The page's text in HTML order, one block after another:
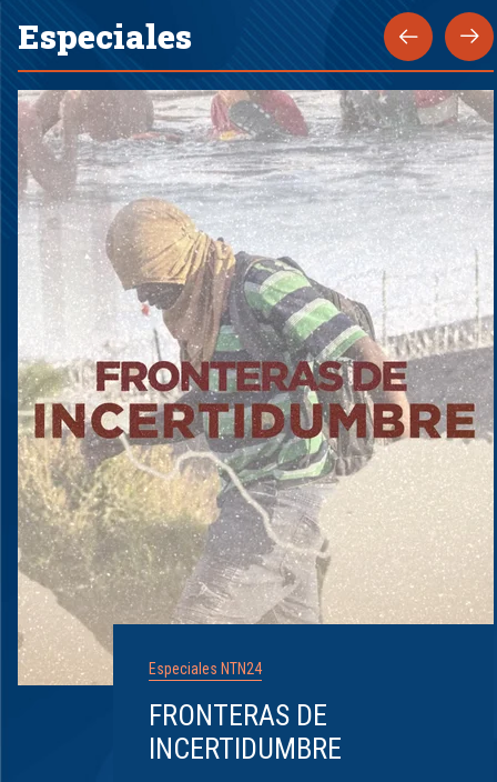
Especiales
Especiales NTN24
FRONTERAS DE
INCERTIDUMBRE